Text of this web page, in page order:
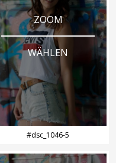
ZOOM
WÄHLEN
#dsc_1046-5